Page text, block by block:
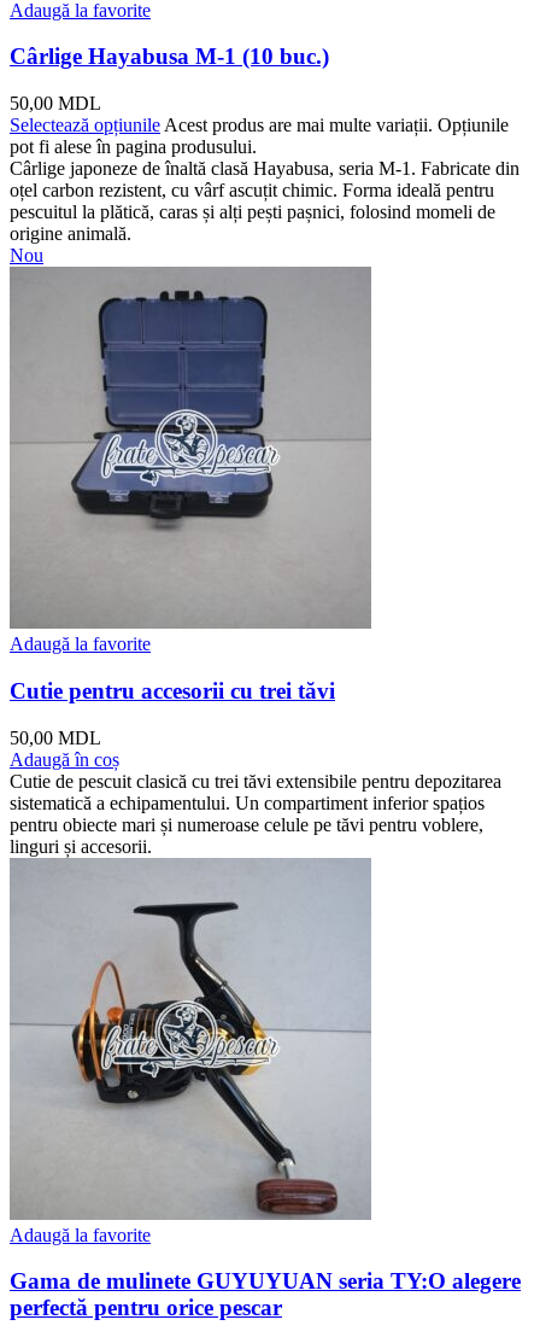
Adaugă la favorite
Cârlige Hayabusa M-1 (10 buc.)
50,00 MDL
Selectează opțiunile Acest produs are mai multe variații. Opțiunile
pot fi alese în pagina produsului.
Cârlige japoneze de înaltă clasă Hayabusa, seria M-1. Fabricate din
oțel carbon rezistent, cu vârf ascuțit chimic. Forma ideală pentru
pescuitul la plătică, caras și alți pești pașnici, folosind momeli de
origine animală.
Nou
Adaugă la favorite
Cutie pentru accesorii cu trei tăvi
50,00 MDL
Adaugă în coș
Cutie de pescuit clasică cu trei tăvi extensibile pentru depozitarea
sistematică a echipamentului. Un compartiment inferior spațios
pentru obiecte mari și numeroase celule pe tăvi pentru voblere,
linguri și accesorii.
Adaugă la favorite
Gama de mulinete GUYUYUAN seria TY:O alegere
perfectă pentru orice pescar